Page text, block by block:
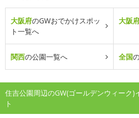
大阪府のGWおでかけスポッ
ト一覧へ
大阪
関西の公園一覧へ 全国
住吉公園周辺のGW(ゴールデンウィーク)
ト